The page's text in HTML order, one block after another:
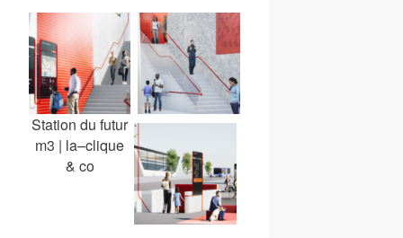
Station du futur
m3 | la–clique
& co